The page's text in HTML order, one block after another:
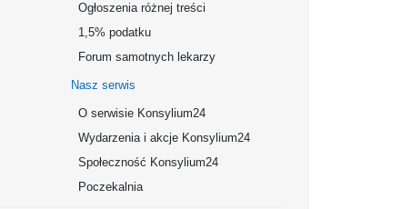
Ogłoszenia różnej treści
1,5% podatku
Forum samotnych lekarzy
Nasz serwis
O serwisie Konsylium24
Wydarzenia i akcje Konsylium24
Społeczność Konsylium24
Poczekalnia